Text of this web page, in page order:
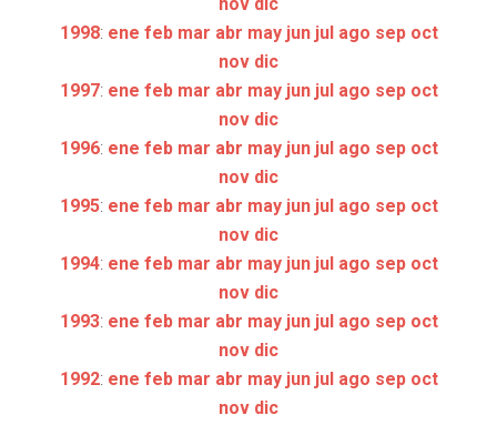
1998: ene feb mar abr may jun jul ago sep oct
nov dic
1997: ene feb mar abr may jun jul ago sep oct
nov dic
1996: ene feb mar abr may jun jul ago sep oct
nov dic
1995: ene feb mar abr may jun jul ago sep oct
nov dic
1994: ene feb mar abr may jun jul ago sep oct
nov dic
1993: ene feb mar abr may jun jul ago sep oct
nov dic
1992: ene feb mar abr may jun jul ago sep oct
nov dic